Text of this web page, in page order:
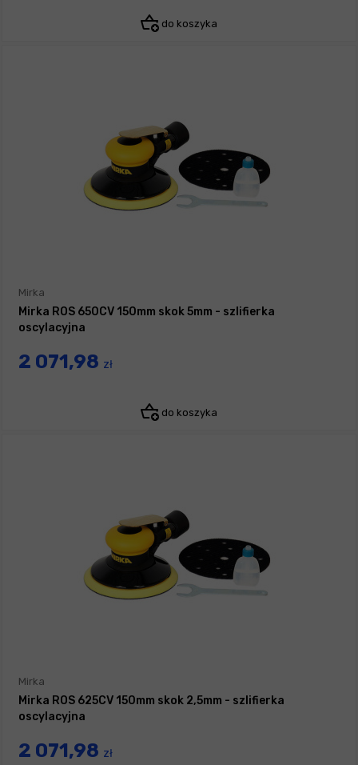
do koszyka
Mirka
Mirka ROS 650CV 150mm skok 5mm - szlifierka
oscylacyjna
2 071,98 zł
do koszyka
Mirka
Mirka ROS 625CV 150mm skok 2,5mm - szlifierka
oscylacyjna
2 071,98 zł